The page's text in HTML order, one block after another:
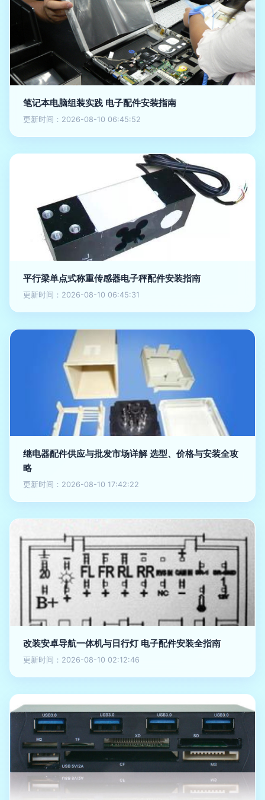
笔记本电脑组装实践 电子配件安装指南
更新时间：2026-08-10 06:45:52
平行梁单点式称重传感器电子秤配件安装指南
更新时间：2026-08-10 06:45:31
继电器配件供应与批发市场详解 选型、价格与安装全攻
略
更新时间：2026-08-10 17:42:22
改装安卓导航一体机与日行灯 电子配件安装全指南
更新时间：2026-08-10 02:12:46